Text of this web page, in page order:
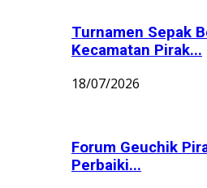
Turnamen Sepak
Kecamatan Pirak...
18/07/2026
Forum Geuchik
Perbaiki...